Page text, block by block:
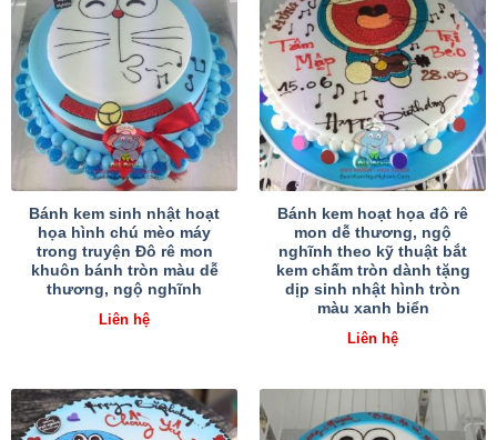
Bánh kem sinh nhật hoạt
họa hình chú mèo máy
trong truyện Đô rê mon
khuôn bánh tròn màu dễ
thương, ngộ nghĩnh
Liên hệ
Bánh kem hoạt họa đô rê
mon dễ thương, ngộ
nghĩnh theo kỹ thuật bắt
kem chấm tròn dành tặng
dịp sinh nhật hình tròn
màu xanh biển
Liên hệ